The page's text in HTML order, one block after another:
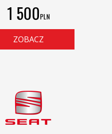
1 500PLN
ZOBACZ